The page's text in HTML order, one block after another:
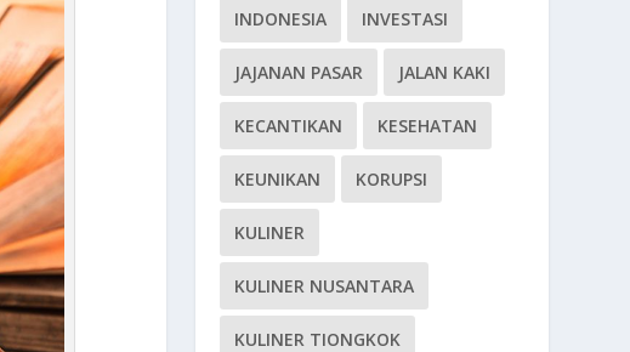
INDONESIA INVESTASI
JAJANAN PASAR JALAN KAKI
KECANTIKAN KESEHATAN
KEUNIKAN KORUPSI
KULINER
KULINER NUSANTARA
KULINER TIONGKOK